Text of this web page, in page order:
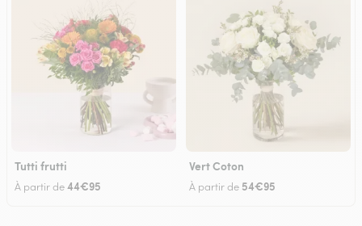
Tutti frutti
À partir de44€95
Vert Coton
À partir de 54€95